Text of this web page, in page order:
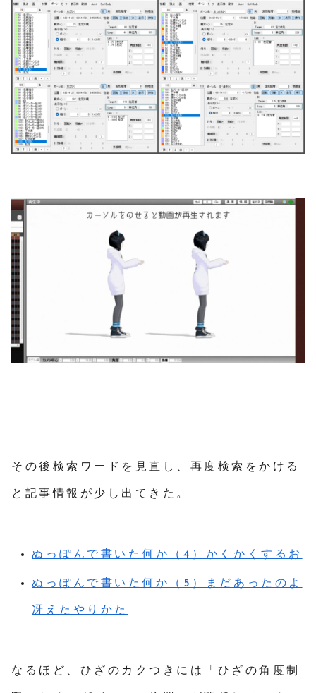
その後検索ワードを見直し、再度検索をかける
と記事情報が少し出てきた。
ぬっぽんで書いた何か（4）かくかくするお
ぬっぽんで書いた何か（5）まだあったのよ
冴えたやりかた
なるほど、ひざのカクつきには「ひざの角度制